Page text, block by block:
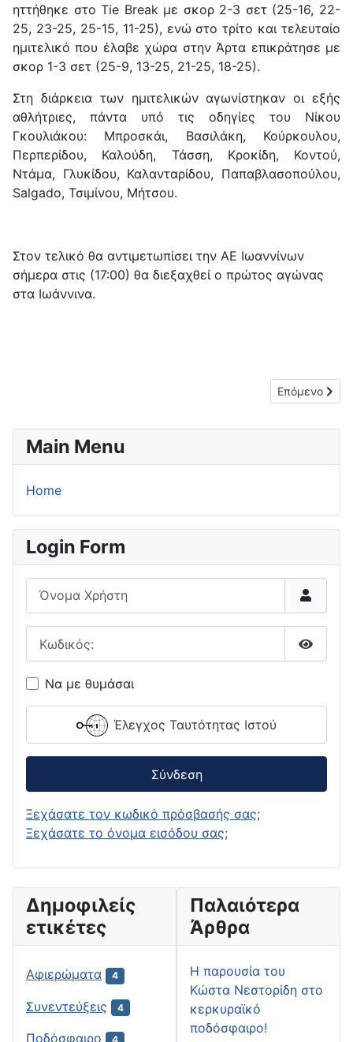
ηττήθηκε στο Tie Break με σκορ 2-3 σετ (25-16, 22-
25, 23-25, 25-15, 11-25), ενώ στο τρίτο και τελευταίο
ημιτελικό που έλαβε χώρα στην Άρτα επικράτησε με
σκορ 1-3 σετ (25-9, 13-25, 21-25, 18-25).
Στη διάρκεια των ημιτελικών αγωνίστηκαν οι εξής
αθλήτριες, πάντα υπό τις οδηγίες του Νίκου
Γκουλιάκου: Μπροσκάι, Βασιλάκη, Κούρκουλου,
Περπερίδου, Καλούδη, Τάσση, Κροκίδη, Κοντού,
Ντάμα, Γλυκίδου, Καλανταρίδου, Παπαβλασοπούλου,
Salgado, Τσιμίνου, Μήτσου.
Στον τελικό θα αντιμετωπίσει την ΑΕ Ιωαννίνων
σήμερα στις (17:00) θα διεξαχθεί ο πρώτος αγώνας
στα Ιωάννινα.
Επόμενο
Επόμενο
Main Menu
Home
Login Form
Όνομα Χρήστη
Να με θυμάσαι
Έλεγχος Ταυτότητας Ιστού
Σύνδεση
Ξεχάσατε τον κωδικό πρόσβασής σας;
Ξεχάσατε το όνομα εισόδου σας;
Δημοφιλείς
ετικέτες
Αφιερώματα 4
Συνεντεύξεις 4
Ποδόσφαιρο 4
Παλαιότερα
Άρθρα
H παρουσία του
Κώστα Νεστορίδη στο
κερκυραϊκό
ποδόσφαιρο!